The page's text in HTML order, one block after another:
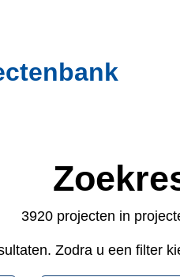
3920 projecten in
Zodra u een filter